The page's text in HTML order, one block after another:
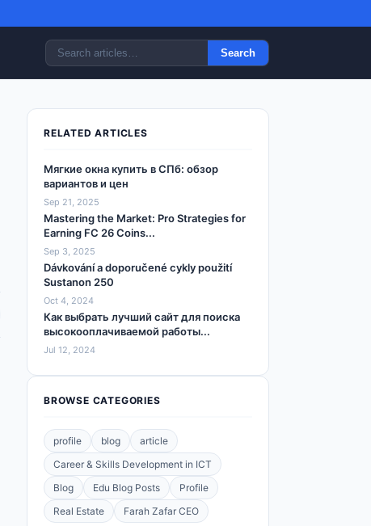
Search
RELATED ARTICLES
Мягкие окна купить в СПб: обзор
вариантов и цен
Sep 21, 2025
Mastering the Market: Pro Strategies for
Earning FC 26 Coins...
Sep 3, 2025
Dávkování a doporučené cykly použití
Sustanon 250
Oct 4, 2024
Как выбрать лучший сайт для поиска
высокооплачиваемой работы...
Jul 12, 2024
BROWSE CATEGORIES
profile blog
article
Career & Skills Development in ICT
Blog
Edu Blog Posts
Profile
Real Estate
Farah Zafar CEO